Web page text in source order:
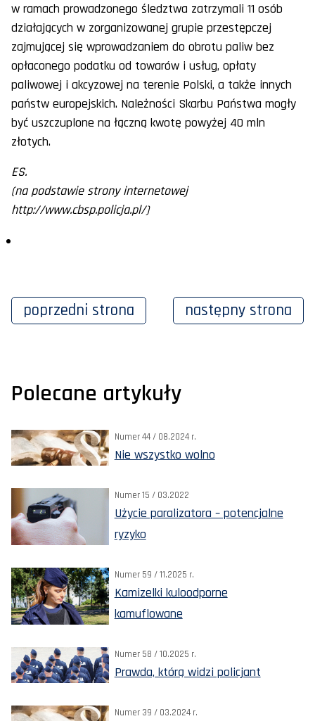
w ramach prowadzonego śledztwa zatrzymali 11 osób
działających w zorganizowanej grupie przestępczej
zajmującej się wprowadzaniem do obrotu paliw bez
opłaconego podatku od towarów i usług, opłaty
paliwowej i akcyzowej na terenie Polski, a także innych
państw europejskich. Należności Skarbu Państwa mogły
być uszczuplone na łączną kwotę powyżej 40 mln
złotych.
ES.
(na podstawie strony internetowej
http://www.cbsp.policja.pl/)
poprzedni strona następny strona
Polecane artykuły
Numer 44 / 08.2024 r.
Nie wszystko wolno
Numer 15 / 03.2022
Użycie paralizatora – potencjalne
ryzyko
Numer 59 / 11.2025 r.
Kamizelki kuloodporne
kamuflowane
Numer 58 / 10.2025 r.
Prawda, którą widzi policjant
Numer 39 / 03.2024 r.